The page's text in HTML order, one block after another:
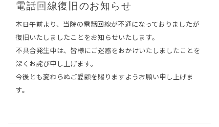
電話回線復旧のお知らせ
本日午前より、当院の電話回線が不通になっておりましたが
復旧いたしましたことをお知らせいたします。
不具合発生中は、皆様にご迷惑をおかけいたしましたことを
深くお詫び申し上げます。
今後とも変わらぬご愛顧を賜りますようお願い申し上げま
す。